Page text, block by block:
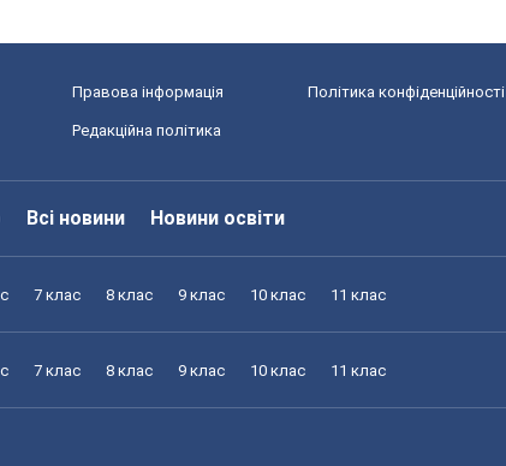
Правова інформація Політика конфіденційності
Редакційна політика
Всі новини Новини освіти
7 клас 8 клас 9 клас 10 клас 11 клас
7 клас 8 клас 9 клас 10 клас 11 клас